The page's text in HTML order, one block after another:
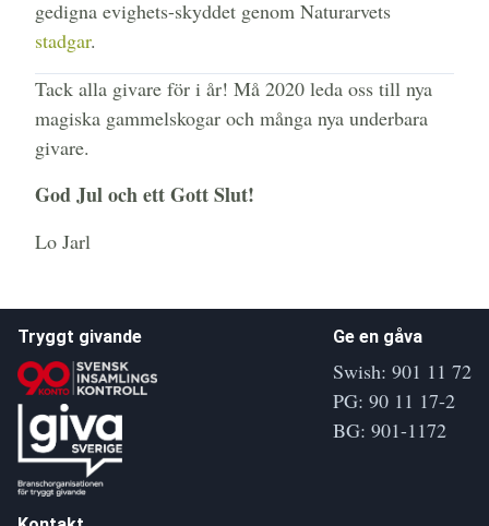
gedigna evighets-skyddet genom Naturarvets
stadgar.
Tack alla givare för i år! Må 2020 leda oss till nya
magiska gammelskogar och många nya underbara
givare.
God Jul och ett Gott Slut!
Lo Jarl
Tryggt givande Ge en gåva
Swish: 901 11 72
PG: 90 11 17-2
BG: 901-1172